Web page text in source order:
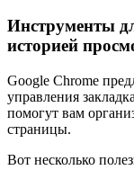
Инструменты
историей
Google Chrome
управления
помогут вам
страницы.
Вот несколько